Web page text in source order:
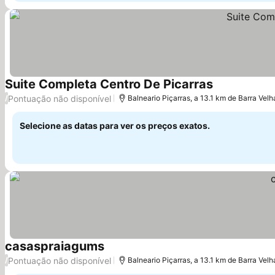
Suite Completa Centro De PicarrasVer preços
/Pontuação não disponível Balneario Piçarras, a 13.1 km de Barra
Selecione as datas para ver os preços exatos.
casaspraiagumsVer preços
/Pontuação não disponível Balneario Piçarras, a 13.1 km de Barra